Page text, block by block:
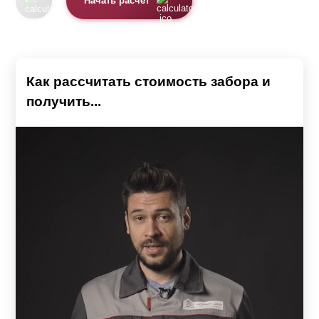
Как рассчитать стоимость забора и
получить...